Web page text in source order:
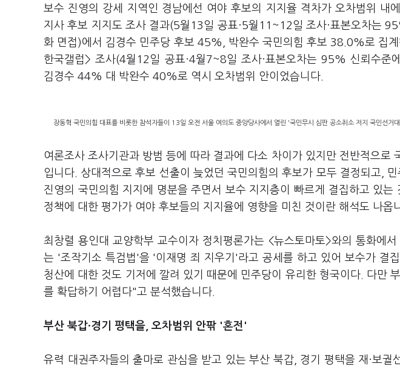
보수 진영의 강세 지역인 경남에선 여야 후보의 지지율 격차가 오차범위 내
지사 후보 지지도 조사 결과(5월13일 공표·5월11~12일 조사·표본오차는
화 면접)에서 김경수 민주당 후보 45%, 박완수 국민의힘 후보 38.0%로 집계
한국갤럽> 조사(4월12일 공표·4월7~8일 조사·표본오차는 95% 신뢰수준
김경수 44% 대 박완수 40%로 역시 오차범위 안이었습니다.
장동혁 국민의힘 대표를 비롯한 참석자들이 13일 오전 서울 여의도 중앙당사에서 열린 '국민무시 심판 공소취소 저지 국민선거
여론조사 조사기관과 방범 등에 따라 결과에 다소 차이가 있지만 전반적으로
입니다. 상대적으로 후보 선출이 늦었던 국민의힘의 후보가 모두 결정되고,
진영의 국민의힘 지지에 명분을 주면서 보수 지지층이 빠르게 결집하고 있는
정책에 대한 평가가 여야 후보들의 지지율에 영향을 미친 것이란 해석도 나옵
최창렬 용인대 교양학부 교수이자 정치평론가는 <뉴스토마토>와의 통화에
는 '조작기소 특검법'을 '이재명 죄 지우기'라고 공세를 하고 있어 보수가 결
청산에 대한 것도 기저에 깔려 있기 때문에 민주당이 유리한 형국이다. 다만
를 확답하기 어렵다"고 분석했습니다.
부산 북갑·경기 평택을, 오차범위 안팎 '혼전'
유력 대권주자들의 출마로 관심을 받고 있는 부산 북갑, 경기 평택을 재·보궐